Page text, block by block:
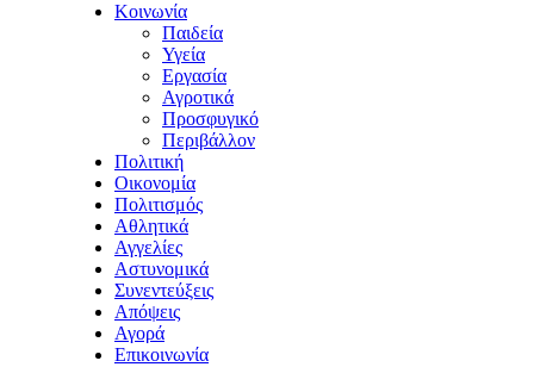
Κοινωνία
Παιδεία
Υγεία
Εργασία
Αγροτικά
Προσφυγικό
Περιβάλλον
Πολιτική
Οικονομία
Πολιτισμός
Αθλητικά
Αγγελίες
Αστυνομικά
Συνεντεύξεις
Απόψεις
Αγορά
Επικοινωνία